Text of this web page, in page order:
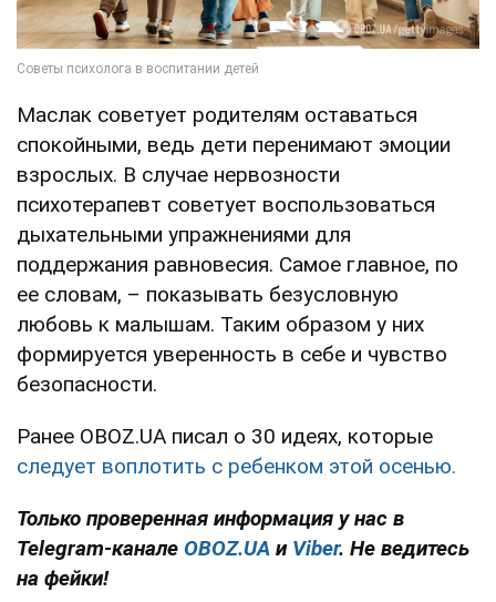
Маслак советует родителям оставаться
спокойными, ведь дети перенимают эмоции
взрослых. В случае нервозности
психотерапевт советует воспользоваться
дыхательными упражнениями для
поддержания равновесия. Самое главное, по
ее словам, – показывать безусловную
любовь к малышам. Таким образом у них
формируется уверенность в себе и чувство
безопасности.
Ранее OBOZ.UA писал о 30 идеях, которые
следует воплотить с ребенком этой осенью.
Только проверенная информация у нас в
Telegram-канале OBOZ.UA и Viber. Не ведитесь
на фейки!